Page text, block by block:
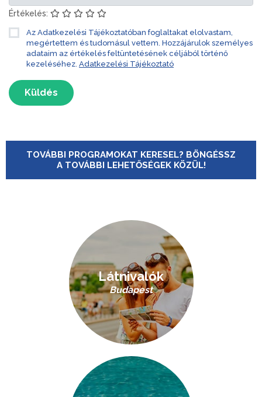
Értékelés:
Az Adatkezelési Tájékoztatóban foglaltakat elolvastam,
megértettem és tudomásul vettem. Hozzájárulok személyes
adataim az értékelés feltüntetésének céljából történő
kezeléséhez. Adatkezelési Tájékoztató
Küldés
TOVÁBBI PROGRAMOKAT KERESEL? BÖNGÉSSZ
A TOVÁBBI LEHETŐSÉGEK KÖZÜL!
Látnivalók
Budapest